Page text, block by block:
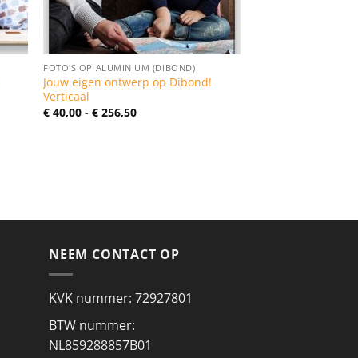
FOTO'S OP ALUMINIUM (DIBOND)
Jouw eigen ontwerp op Dibond!
Verticaal
€ 40,00 - € 256,50Prijsklasse:
NEEM CONTACT OP
KVK nummer: 72927801
BTW nummer:
NL859288857B01